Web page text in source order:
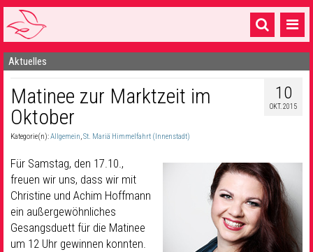
Startseite
1 Pfarrei
16 Gemeinden & mehr
Sakramente & Feste
Gemeinschaft & Soziales
Musik& Kultur
Aktuelles
10
OKT. 2015
Matinee zur Marktzeit im
Oktober
Kategorie(n):Allgemein,St. Mariä Himmelfahrt (Innenstadt)
Für Samstag, den 17.10.,
freuen wir uns, dass wir mit
Christine und Achim Hoffmann
ein außergewöhnliches
Gesangsduett für die Matinee
um 12 Uhr gewinnen konnten.